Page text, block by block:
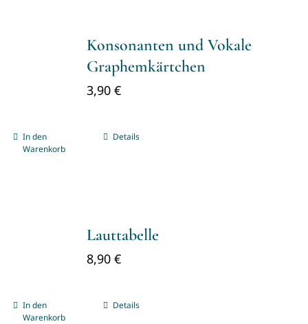
Konsonanten und Vokale
Graphemkärtchen
3,90 €
In den
Warenkorb
Details
Lauttabelle
8,90 €
In den
Warenkorb
Details